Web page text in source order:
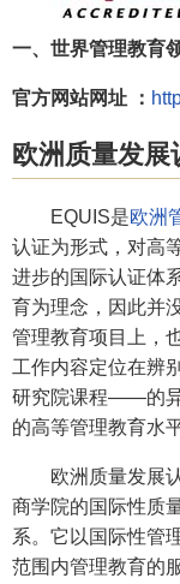
一、世界管理教育
官方网站网址 ：
欧洲质量发展
EQUIS是欧洲
认证为形式，对高
进步的国际认证体
育为理念，因此并
管理教育项目上，
工作内容定位在辨
研究院课程——的异
的高等管理教育水平
欧洲质量发展认
商学院的国际性质
系。它以国际性管
范围内管理教育的